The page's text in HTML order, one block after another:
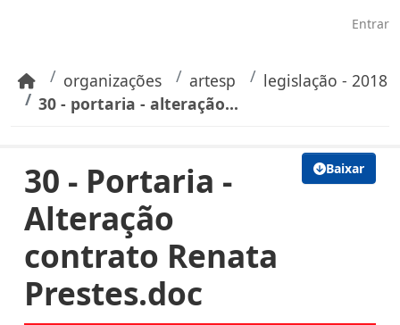
Entrar
organizações artesp
legislação - 2018
30 - portaria - alteração...
Baixar
30 - Portaria -
Alteração
contrato Renata
Prestes.doc